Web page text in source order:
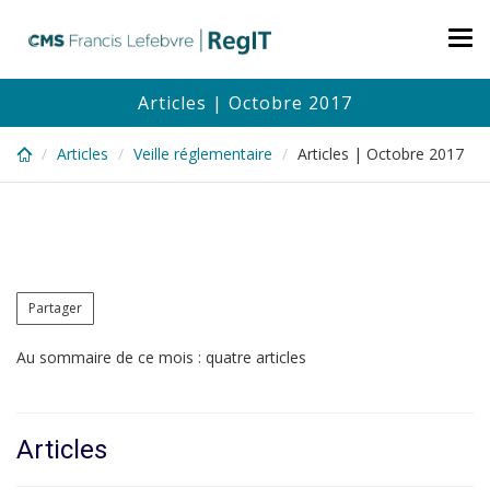
content
Articles | Octobre 2017
Articles Veille réglementaire Articles | Octobre 2017
Partager
Au sommaire de ce mois : quatre articles
Articles